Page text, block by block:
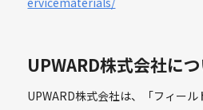
UPWARD株式会社に
UPWARD株式会社は、「フィー